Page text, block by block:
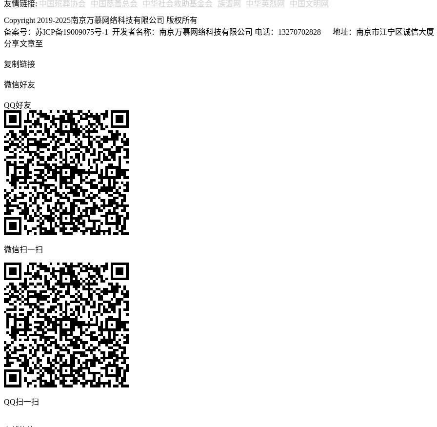
友情链接: 中国殡葬协会 中国慈善总会 中华社会救助基金会 族谱网 中华英烈网
中国文明网
Copyright 2019-2025南京万慕网络科技有限公司 版权所有
备案号：苏ICP备19009075号-1
开发者名称：南京万慕网络科技有限公司 电话：13270702828 地址：南京市江宁区诚信大厦
分享文章至
复制链接
微信好友
QQ好友
微信扫一扫
QQ扫一扫